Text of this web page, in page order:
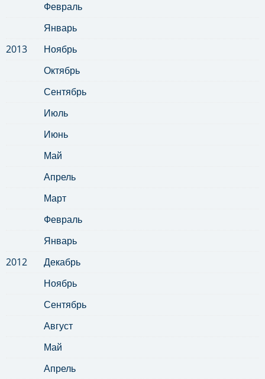
Февраль
Январь
2013
Ноябрь
Октябрь
Сентябрь
Июль
Июнь
Май
Апрель
Март
Февраль
Январь
2012
Декабрь
Ноябрь
Сентябрь
Август
Май
Апрель